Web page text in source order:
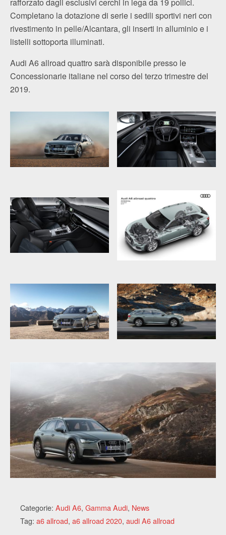
Completano la dotazione di serie i sedili sportivi neri con
rivestimento in pelle/Alcantara, gli inserti in alluminio e i
listelli sottoporta illuminati.
Audi A6 allroad quattro sarà disponibile presso le
Concessionarie italiane nel corso del terzo trimestre del
2019.
Categorie: Audi A6, Gamma Audi, News
Tag: a6 allroad, a6 allroad 2020, audi A6 allroad